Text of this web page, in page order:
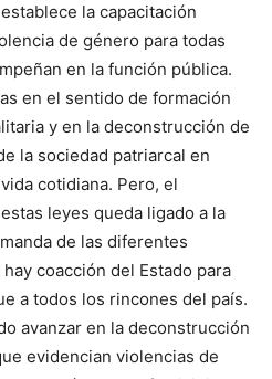
la capacitación
de género para todas
en la función pública.
en el sentido de formación
y en la deconstrucción de
la sociedad patriarcal en
cotidiana. Pero, el
leyes queda ligado a la
de las diferentes
coacción del Estado para
a todos los rincones del país.
avanzar en la deconstrucción
evidencian violencias de